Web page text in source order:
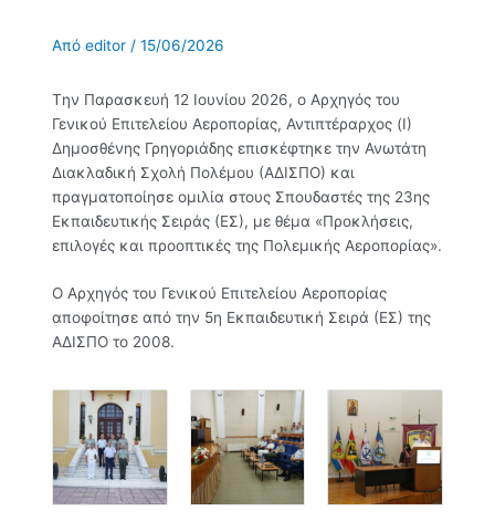
Απόeditor /15/06/2026
Tην Παρασκευή 12 Ιουνίου 2026, ο Αρχηγός του
Γενικού Επιτελείου Αεροπορίας, Αντιπτέραρχος (Ι)
Δημοσθένης Γρηγοριάδης επισκέφτηκε την Ανωτάτη
Διακλαδική Σχολή Πολέμου (ΑΔΙΣΠΟ) και
πραγματοποίησε ομιλία στους Σπουδαστές της 23ης
Εκπαιδευτικής Σειράς (ΕΣ), με θέμα «Προκλήσεις,
επιλογές και προοπτικές της Πολεμικής Αεροπορίας».
Ο Αρχηγός του Γενικού Επιτελείου Αεροπορίας
αποφοίτησε από την 5η Εκπαιδευτική Σειρά (ΕΣ) της
ΑΔΙΣΠΟ το 2008.